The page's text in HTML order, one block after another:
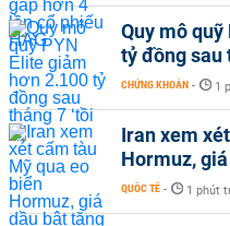
Quy mô
tỷ đồng sau
CHỨNG KHOÁN - 1
Iran xem
Hormuz,
QUỐC TẾ - 1 phút